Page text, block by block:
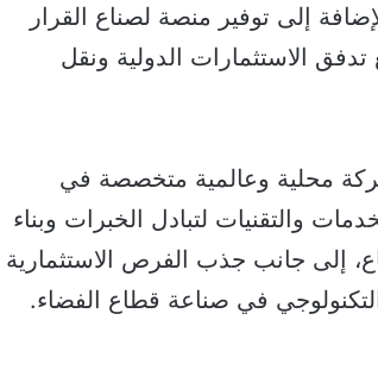
إلى توفير منصة لصناع القرار
الاستثمارات الدولية ونقل
المؤتمر سيقام معرض يضم أكثر من 25 شركة محلية وعالمية متخصصة في
والتقنيات لتبادل الخبرات وبناء
إلى جانب جذب الفرص الاستثمارية
في صناعة قطاع الفضاء.